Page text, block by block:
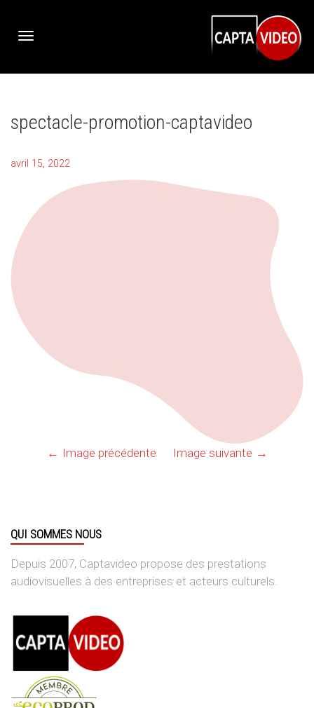
navigation
spectacle-promotion-captavideo
avril 15, 2022
Image précédente Image suivante
QUI SOMMES NOUS
Depuis 2007, Captavideo propose des prestations
audiovisuelles à des entreprises et acteurs culturels.